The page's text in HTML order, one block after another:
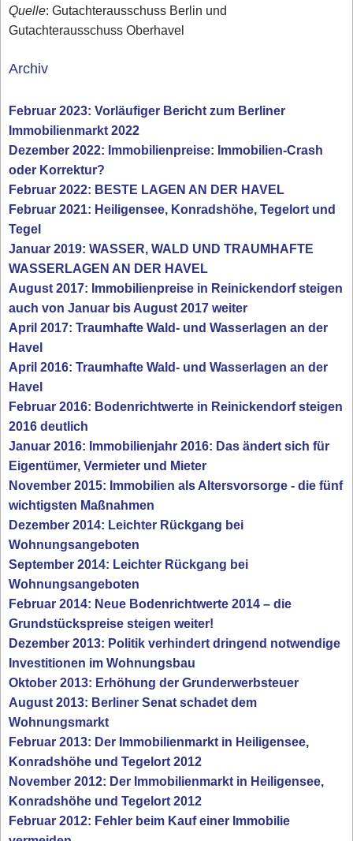
Quelle: Gutachterausschuss Berlin und
Gutachterausschuss Oberhavel
Archiv
Februar 2023: Vorläufiger Bericht zum Berliner
Immobilienmarkt 2022
Dezember 2022: Immobilienpreise: Immobilien-Crash
oder Korrektur?
Februar 2022: BESTE LAGEN AN DER HAVEL
Februar 2021: Heiligensee, Konradshöhe, Tegelort und
Tegel
Januar 2019: WASSER, WALD UND TRAUMHAFTE
WASSERLAGEN AN DER HAVEL
August 2017: Immobilienpreise in Reinickendorf steigen
auch von Januar bis August 2017 weiter
April 2017: Traumhafte Wald- und Wasserlagen an der
Havel
April 2016: Traumhafte Wald- und Wasserlagen an der
Havel
Februar 2016: Bodenrichtwerte in Reinickendorf steigen
2016 deutlich
Januar 2016: Immobilienjahr 2016: Das ändert sich für
Eigentümer, Vermieter und Mieter
November 2015: Immobilien als Altersvorsorge - die fünf
wichtigsten Maßnahmen
Dezember 2014: Leichter Rückgang bei
Wohnungsangeboten
September 2014: Leichter Rückgang bei
Wohnungsangeboten
Februar 2014: Neue Bodenrichtwerte 2014 – die
Grundstückspreise steigen weiter!
Dezember 2013: Politik verhindert dringend notwendige
Investitionen im Wohnungsbau
Oktober 2013: Erhöhung der Grunderwerbsteuer
August 2013: Berliner Senat schadet dem
Wohnungsmarkt
Februar 2013: Der Immobilienmarkt in Heiligensee,
Konradshöhe und Tegelort 2012
November 2012: Der Immobilienmarkt in Heiligensee,
Konradshöhe und Tegelort 2012
Februar 2012: Fehler beim Kauf einer Immobilie